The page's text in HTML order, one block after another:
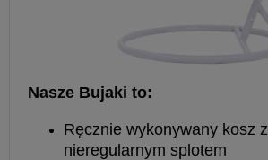
Nasze Bujaki to:
Ręcznie wykonywany kosz z
nieregularnym splotem